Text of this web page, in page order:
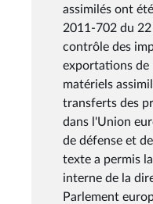
assimilés ont
2011-702 du
contrôle des
exportations de
matériels
transferts des
dans l'Union
de défense et
texte a permis
interne de la
Parlement